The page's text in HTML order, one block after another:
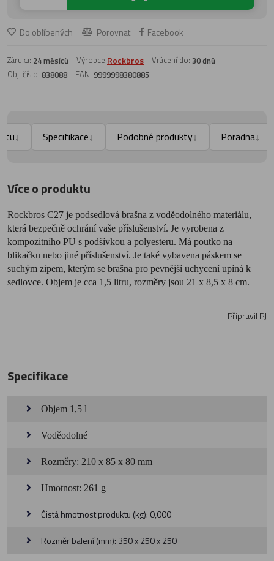
Do oblíbených Porovnat Facebook
Záruka: 24 měsíců Výrobce:Rockbros Vrácení do: 30 dnů
Obj. číslo: 838088 EAN: 9999998380885
↓ Specifikace↓ Podobné produkty↓ Poradna↓
Více o produktu
Rockbros C27 je podsedlová brašna z voděodolného materiálu,
která bezpečně ochrání vaše příslušenství. Je vyrobena z
kompozitního PU s podšívkou a polyesteru. Má poutko na
blikačku nebo jiné příslušenství. Je také vybavena páskem se
suchým zipem, kterým se brašna pro pevnější uchycení upíná k
sedlovce. Objem je cca 1,5 litru, rozměry jsou 21 x 8,5 x 8 cm.
Připravil PJ
Specifikace
Objem 1,5 l
Voděodolné
Rozměry: 210 x 85 x 80 mm
Hmotnost: 261 g
Čistá hmotnost produktu (kg): 0,000
Rozměr balení (mm): 350 x 250 x 250